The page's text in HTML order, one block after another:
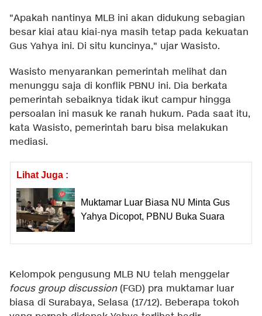
"Apakah nantinya MLB ini akan didukung sebagian
besar kiai atau kiai-nya masih tetap pada kekuatan
Gus Yahya ini. Di situ kuncinya," ujar Wasisto.
Wasisto menyarankan pemerintah melihat dan
menunggu saja di konflik PBNU ini. Dia berkata
pemerintah sebaiknya tidak ikut campur hingga
persoalan ini masuk ke ranah hukum. Pada saat itu,
kata Wasisto, pemerintah baru bisa melakukan
mediasi.
Lihat Juga :
Muktamar Luar Biasa NU Minta Gus
Yahya Dicopot, PBNU Buka Suara
Kelompok pengusung MLB NU telah menggelar
focus group discussion(FGD) pra muktamar luar
biasa di Surabaya, Selasa (17/12). Beberapa tokoh